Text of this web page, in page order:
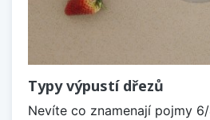
Typy výpustí dřezů
Nevíte co znamenají pojmy